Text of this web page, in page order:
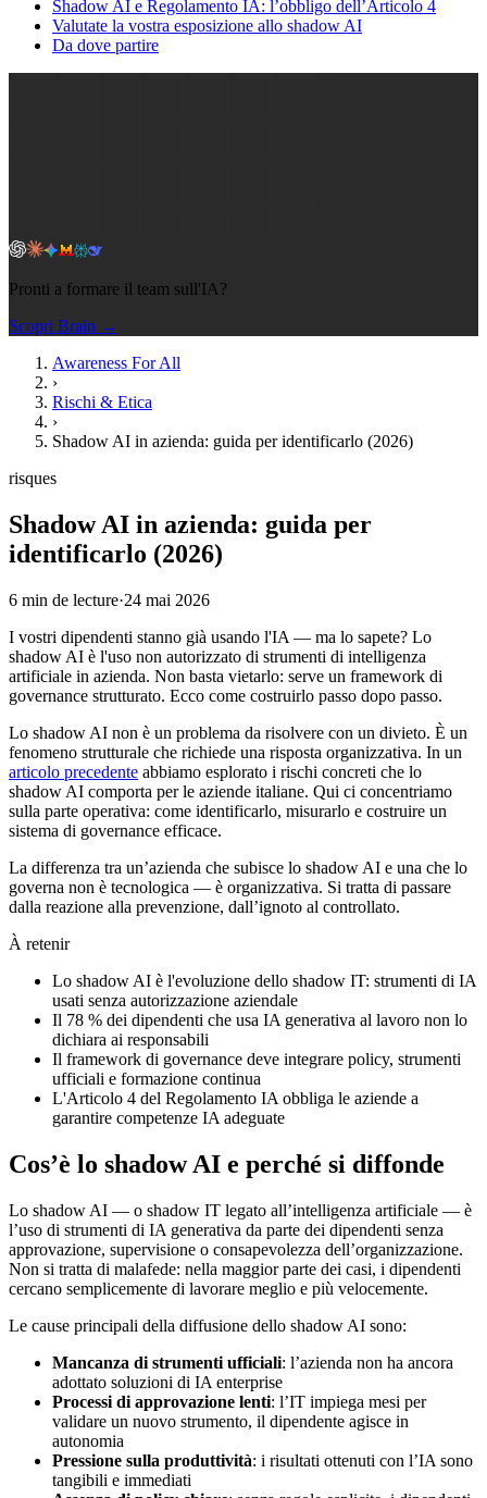
Shadow AI e Regolamento IA: l’obbligo dell’Articolo 4
Valutate la vostra esposizione allo shadow AI
Da dove partire
Pronti a formare il team sull'IA?
Scopri Brain →
Awareness For All
›
Rischi & Etica
›
Shadow AI in azienda: guida per identificarlo (2026)
risques
Shadow AI in azienda: guida per
identificarlo (2026)
6 min de lecture·24 mai 2026
I vostri dipendenti stanno già usando l'IA — ma lo sapete? Lo
shadow AI è l'uso non autorizzato di strumenti di intelligenza
artificiale in azienda. Non basta vietarlo: serve un framework di
governance strutturato. Ecco come costruirlo passo dopo passo.
Lo shadow AI non è un problema da risolvere con un divieto. È un
fenomeno strutturale che richiede una risposta organizzativa. In un
articolo precedente abbiamo esplorato i rischi concreti che lo
shadow AI comporta per le aziende italiane. Qui ci concentriamo
sulla parte operativa: come identificarlo, misurarlo e costruire un
sistema di governance efficace.
La differenza tra un’azienda che subisce lo shadow AI e una che lo
governa non è tecnologica — è organizzativa. Si tratta di passare
dalla reazione alla prevenzione, dall’ignoto al controllato.
À retenir
Lo shadow AI è l'evoluzione dello shadow IT: strumenti di IA
usati senza autorizzazione aziendale
Il 78 % dei dipendenti che usa IA generativa al lavoro non lo
dichiara ai responsabili
Il framework di governance deve integrare policy, strumenti
ufficiali e formazione continua
L'Articolo 4 del Regolamento IA obbliga le aziende a
garantire competenze IA adeguate
Cos’è lo shadow AI e perché si diffonde
Lo shadow AI — o shadow IT legato all’intelligenza artificiale — è
l’uso di strumenti di IA generativa da parte dei dipendenti senza
approvazione, supervisione o consapevolezza dell’organizzazione.
Non si tratta di malafede: nella maggior parte dei casi, i dipendenti
cercano semplicemente di lavorare meglio e più velocemente.
Le cause principali della diffusione dello shadow AI sono:
Mancanza di strumenti ufficiali: l’azienda non ha ancora
adottato soluzioni di IA enterprise
Processi di approvazione lenti: l’IT impiega mesi per
validare un nuovo strumento, il dipendente agisce in
autonomia
Pressione sulla produttività: i risultati ottenuti con l’IA sono
tangibili e immediati